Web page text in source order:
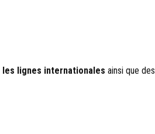
les lignes internationales ainsi que des